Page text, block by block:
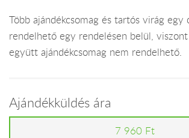
Több ajándékcsomag és tartós virág egy
rendelhető egy rendelésen belül,
együtt ajándékcsomag nem rendelhető.
Ajándékküldés ára
7 960 Ft